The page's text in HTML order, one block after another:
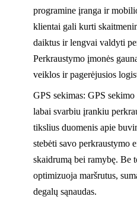
programine įranga ir
klientai gali kurti
daiktus ir lengvai valdyti
Perkraustymo įmonės
veiklos ir pagerėjusios
GPS sekimas: GPS
labai svarbiu įrankiu
tikslius duomenis apie
stebėti savo perkraustymo
skaidrumą bei ramybę. Be
optimizuoja maršrutus,
degalų sąnaudas.